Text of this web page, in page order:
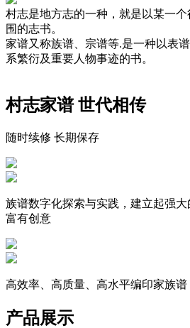
村志是地方志的一种，就是以某一
围的志书。
家谱又称族谱、宗谱等.是一种以表
系繁衍及重要人物事迹的书。
村志家谱 世代相传
随时续修 长期保存
族谱数字化探索与实践，建立起强大
富有创意
高效率、高质量、高水平编印家族
产品展示